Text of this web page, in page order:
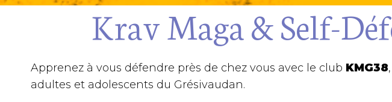
Krav Maga & Self-
Apprenez à vous défendre près de chez vous avec le club KMG38
adultes et adolescents du Grésivaudan.